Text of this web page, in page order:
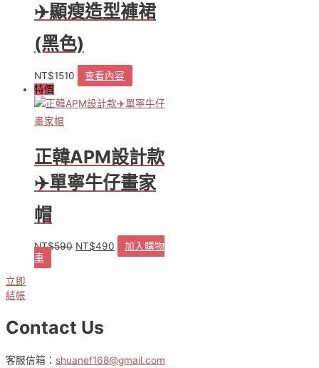
✈️顯瘦造型褲裙
(黑色)
NT$1510
查看內容
特價
正韓APM設計款
✈️單寧牛仔畫家
帽
NT$590 原
NT$490目 加入購物
車
立即
結帳
Contact Us
客服信箱： shuanef168@gmail.com